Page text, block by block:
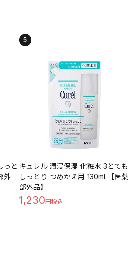
っと
外
5
キュレル 潤浸保湿 化粧水 3とても
しっとり つめかえ用 130ml 【医薬
部外品】
1,230